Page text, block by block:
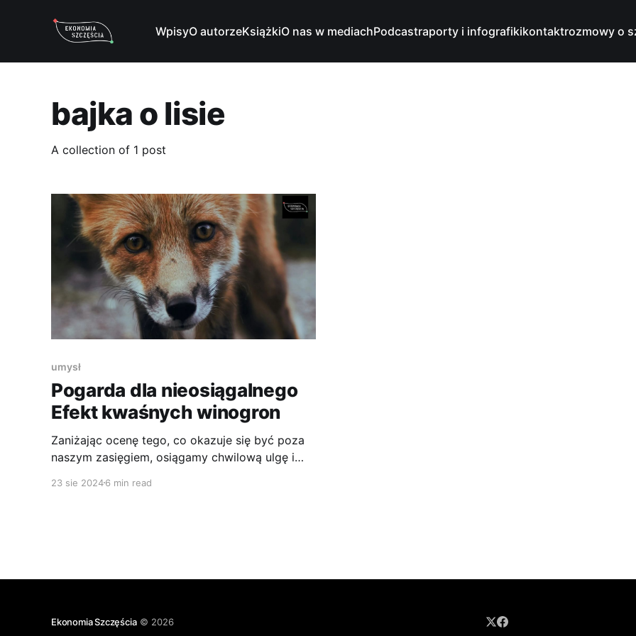
WpisyO autorzeKsiążkiO nas w mediachPodcastraporty i infografikikontaktrozmowy o
bajka o lisie
A collection of 1 post
umysł
Pogarda dla nieosiągalnego
Efekt kwaśnych winogron
Zaniżając ocenę tego, co okazuje się być poza
naszym zasięgiem, osiągamy chwilową ulgę i
upokorzenia.
23 sie 20246 min read
Ekonomia Szczęścia© 2026